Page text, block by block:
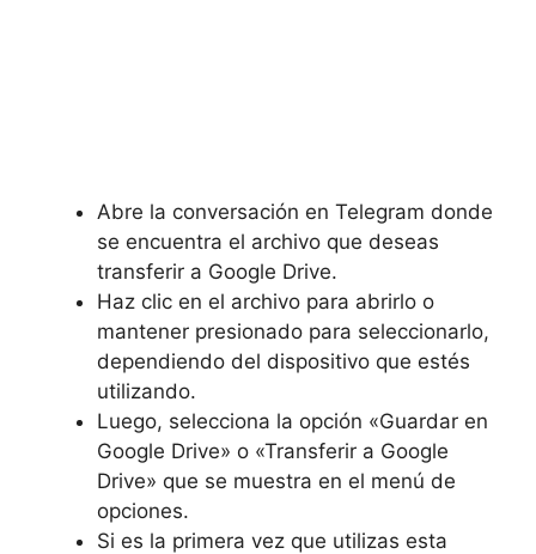
Abre la conversación en Telegram donde
se encuentra el archivo que deseas
transferir a Google Drive.
Haz clic en el archivo para abrirlo o
mantener presionado para seleccionarlo,
dependiendo del dispositivo que estés
utilizando.
Luego, selecciona la opción «Guardar en
Google Drive» o «Transferir a Google
Drive» que se muestra en el menú de
opciones.
Si es la primera vez que utilizas esta